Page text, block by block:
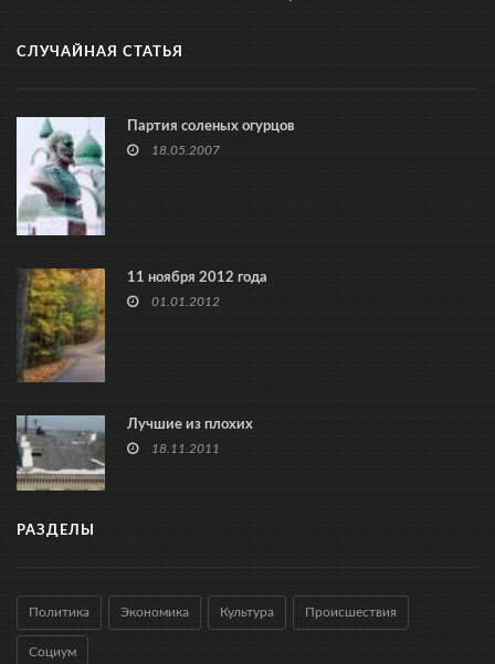
СЛУЧАЙНАЯ СТАТЬЯ
Партия соленых огурцов
18.05.2007
11 ноября 2012 года
01.01.2012
Лучшие из плохих
18.11.2011
РАЗДЕЛЫ
Политика Экономика Культура Происшествия
Социум